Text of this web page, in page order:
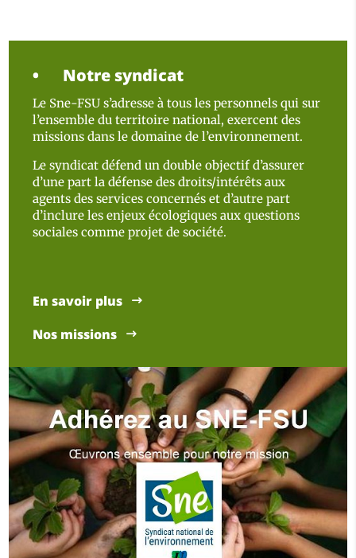
Notre syndicat
Le Sne-FSU s’adresse à tous les personnels qui sur
l’ensemble du territoire national, exercent des
missions dans le domaine de l’environnement.
Le syndicat défend un double objectif d’assurer
d’une part la défense des droits/intérêts aux
agents des services concernés et d’autre part
d’inclure les enjeux écologiques aux questions
sociales comme projet de société.
En savoir plus
Nos missions